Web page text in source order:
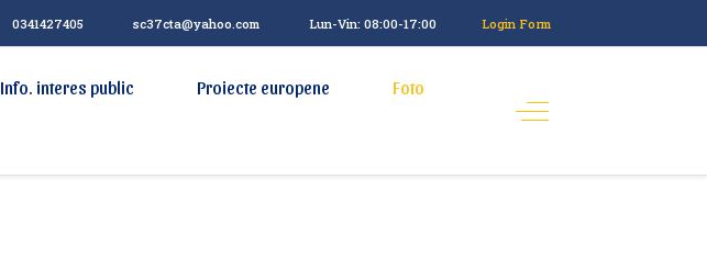
0341427405 sc37cta@yahoo.com Lun-Vin: 08:00-17:00 Login Form
Info. interes public Proiecte europene Foto